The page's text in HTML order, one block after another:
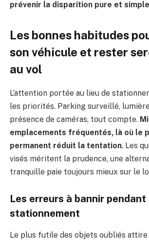
prévenir la disparition pure et
Les bonnes habitudes
son véhicule et rester
au vol
L’attention portée au lieu de
les priorités. Parking surveillé,
présence de caméras, tout compte.
emplacements fréquentés, là où le
permanent réduit la tentation. Les
visés méritent la prudence, une
tranquille paie toujours mieux sur le
Les erreurs à bannir pendant
stationnement
Le plus futile des objets oubliés attire